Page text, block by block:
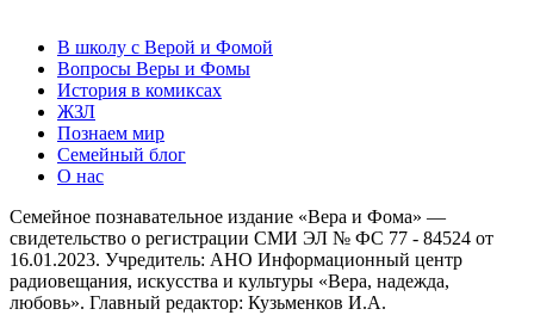
В школу с Верой и Фомой
Вопросы Веры и Фомы
История в комиксах
ЖЗЛ
Познаем мир
Семейный блог
О нас
Семейное познавательное издание «Вера и Фома» —
свидетельство о регистрации СМИ ЭЛ № ФС 77 - 84524 от
16.01.2023. Учредитель: АНО Информационный центр
радиовещания, искусства и культуры «Вера, надежда,
любовь». Главный редактор: Кузьменков И.А.